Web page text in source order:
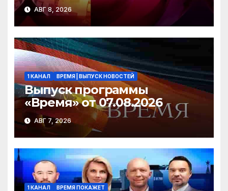
АВГ 8, 2026
1 КАНАЛ ВРЕМЯ | ВЫПУСК НОВОСТЕЙ
Выпуск программы
«Время» от 07.08.2026
АВГ 7, 2026
1 КАНАЛ ВРЕМЯ ПОКАЖЕТ